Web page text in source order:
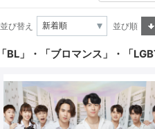
並び替え
並び順
「BL」・「ブロマンス」・「